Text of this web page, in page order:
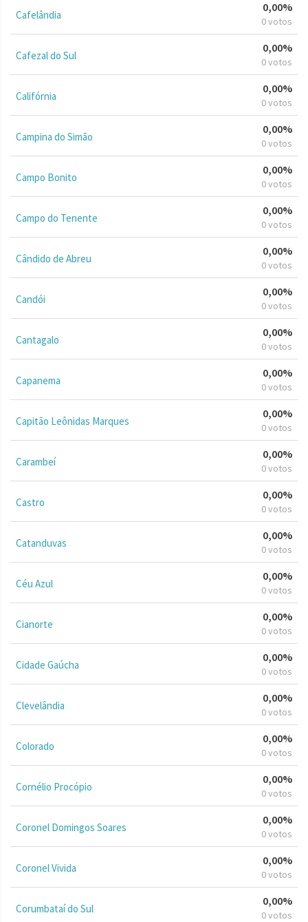
Cafelândia
0,00%
0 votos
Cafezal do Sul
0,00%
0 votos
Califórnia
0,00%
0 votos
Campina do Simão
0,00%
0 votos
Campo Bonito
0,00%
0 votos
Campo do Tenente
0,00%
0 votos
Cândido de Abreu
0,00%
0 votos
Candói
0,00%
0 votos
Cantagalo
0,00%
0 votos
Capanema
0,00%
0 votos
Capitão Leônidas Marques
0,00%
0 votos
Carambeí
0,00%
0 votos
Castro
0,00%
0 votos
Catanduvas
0,00%
0 votos
Céu Azul
0,00%
0 votos
Cianorte
0,00%
0 votos
Cidade Gaúcha
0,00%
0 votos
Clevelândia
0,00%
0 votos
Colorado
0,00%
0 votos
Cornélio Procópio
0,00%
0 votos
Coronel Domingos Soares
0,00%
0 votos
Coronel Vivida
0,00%
0 votos
Corumbataí do Sul
0,00%
0 votos